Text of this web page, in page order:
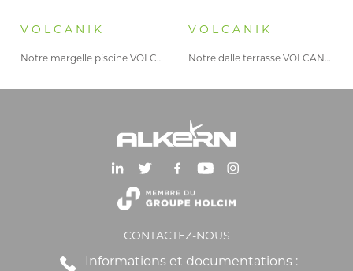
VOLCANIK
Notre margelle piscine VOLCANIK à…
VOLCANIK
Notre dalle terrasse VOLCANIK à…
CONTACTEZ-NOUS
Informations et documentations :